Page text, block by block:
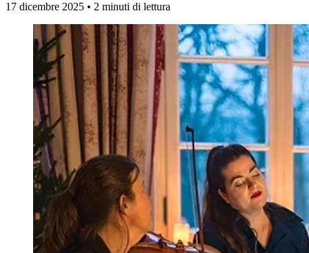
17 dicembre 2025 • 2 minuti di lettura